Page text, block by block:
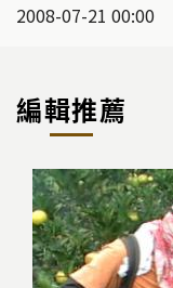
2008-07-21 00:00
編輯推薦